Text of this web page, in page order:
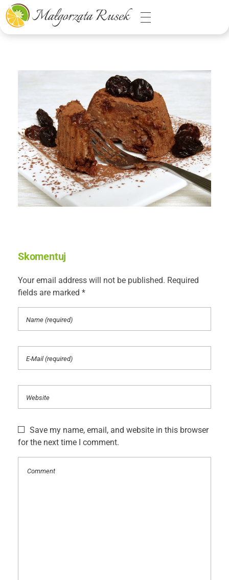
Małgorzata Rusek - dietetyk z pasją
Dietetyka kliniczna & Psychodietetyka
Skomentuj
Your email address will not be published. Required
fields are marked *
Save my name, email, and website in this browser
for the next time I comment.